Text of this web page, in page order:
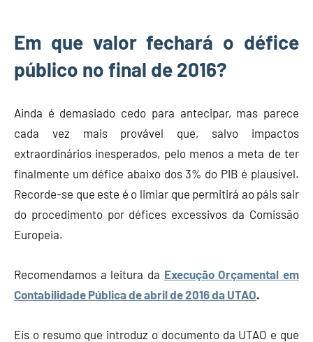
Em que valor fechará o défice
público no final de 2016?
Ainda é demasiado cedo para antecipar, mas parece
cada vez mais provável que, salvo impactos
extraordinários inesperados, pelo menos a meta de ter
finalmente um défice abaixo dos 3% do PIB é plausível.
Recorde-se que este é o limiar que permitirá ao páis sair
do procedimento por défices excessivos da Comissão
Europeia.
Recomendamos a leitura da Execução Orçamental em
Contabilidade Pública de abril de 2016 da UTAO.
Eis o resumo que introduz o documento da UTAO e que